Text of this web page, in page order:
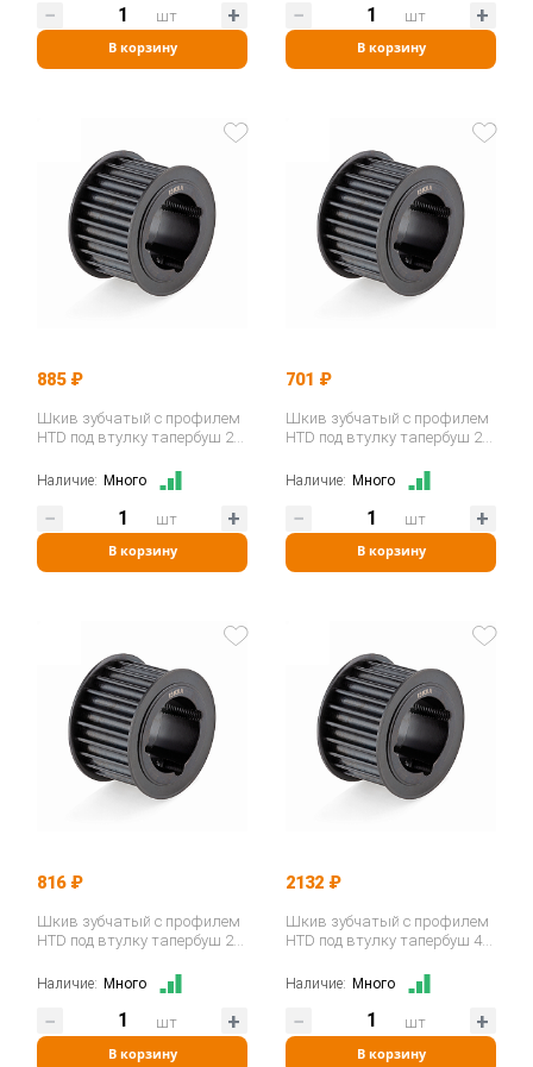
В корзину
шт
В корзину
шт
885 ₽
Шкив зубчатый с профилем
HTD под втулку тапербуш 28-
Наличие: Много
В корзину
шт
701 ₽
Шкив зубчатый с профилем
HTD под втулку тапербуш 24-
Наличие: Много
В корзину
шт
816 ₽
Шкив зубчатый с профилем
HTD под втулку тапербуш 22-
Наличие: Много
В корзину
шт
2132 ₽
Шкив зубчатый с профилем
HTD под втулку тапербуш 48-
Наличие: Много
В корзину
шт